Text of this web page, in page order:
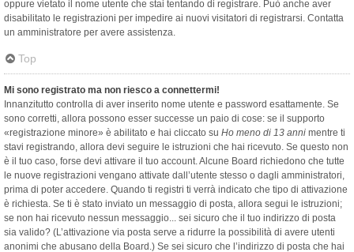
oppure vietato il nome utente che stai tentando di registrare. Può anche aver
disabilitato le registrazioni per impedire ai nuovi visitatori di registrarsi. Contatta
un amministratore per avere assistenza.
Top
Mi sono registrato ma non riesco a connettermi!
Innanzitutto controlla di aver inserito nome utente e password esattamente. Se
sono corretti, allora possono esser successe un paio di cose: se il supporto
«registrazione minore» è abilitato e hai cliccato su Ho meno di 13 anni mentre ti
stavi registrando, allora devi seguire le istruzioni che hai ricevuto. Se questo non
è il tuo caso, forse devi attivare il tuo account. Alcune Board richiedono che tutte
le nuove registrazioni vengano attivate dall’utente stesso o dagli amministratori,
prima di poter accedere. Quando ti registri ti verrà indicato che tipo di attivazione
è richiesta. Se ti è stato inviato un messaggio di posta, allora segui le istruzioni;
se non hai ricevuto nessun messaggio... sei sicuro che il tuo indirizzo di posta
sia valido? (L’attivazione via posta serve a ridurre la possibilità di avere utenti
anonimi che abusano della Board.) Se sei sicuro che l’indirizzo di posta che hai